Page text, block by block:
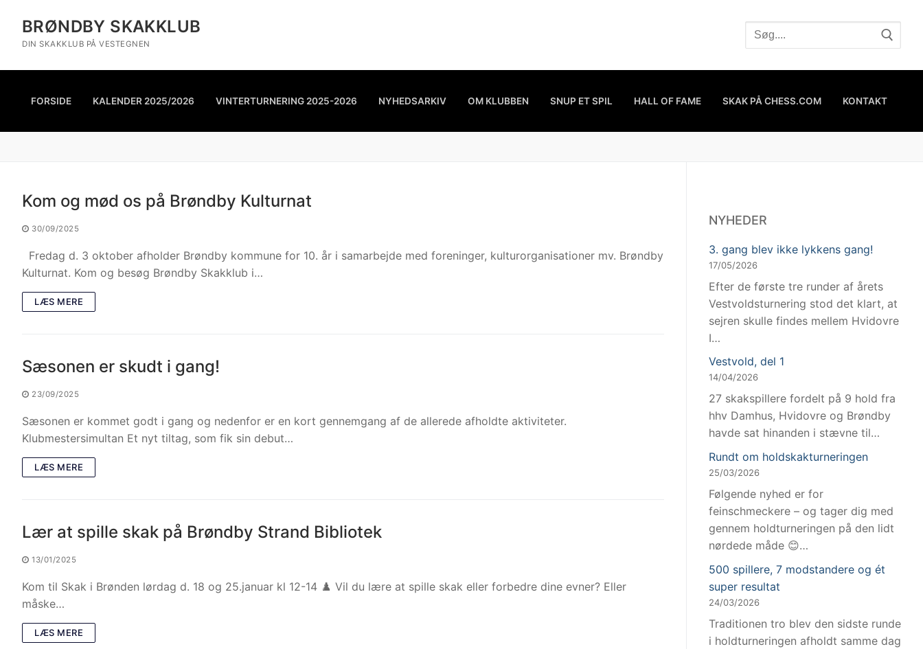
BRØNDBY SKAKKLUB
DIN SKAKKLUB PÅ VESTEGNEN
FORSIDE KALENDER 2025/2026 VINTERTURNERING 2025-2026 NYHEDSARKIV OM KLUBBEN SNUP ET SPIL HALL OF FAME SKAK PÅ CHESS.COM KONTAKT
Kom og mød os på Brøndby Kulturnat
30/09/2025
Fredag d. 3 oktober afholder Brøndby kommune for 10. år i samarbejde med foreninger, kulturorganisationer mv. Brøndby
Kulturnat. Kom og besøg Brøndby Skakklub i…
LÆS MERE
Sæsonen er skudt i gang!
23/09/2025
Sæsonen er kommet godt i gang og nedenfor er en kort gennemgang af de allerede afholdte aktiviteter.
Klubmestersimultan Et nyt tiltag, som fik sin debut…
LÆS MERE
Lær at spille skak på Brøndby Strand Bibliotek
13/01/2025
Kom til Skak i Brønden lørdag d. 18 og 25.januar kl 12-14 ♟️ Vil du lære at spille skak eller forbedre dine evner? Eller
måske…
LÆS MERE
NYHEDER
3. gang blev ikke lykkens gang!
17/05/2026
Efter de første tre runder af årets
Vestvoldsturnering stod det klart, at
sejren skulle findes mellem Hvidovre
I…
Vestvold, del 1
14/04/2026
27 skakspillere fordelt på 9 hold fra
hhv Damhus, Hvidovre og Brøndby
havde sat hinanden i stævne til…
Rundt om holdskakturneringen
25/03/2026
Følgende nyhed er for
feinschmeckere – og tager dig med
gennem holdturneringen på den lidt
nørdede måde 😊…
500 spillere, 7 modstandere og ét
super resultat
24/03/2026
Traditionen tro blev den sidste runde
i holdturneringen afholdt samme dag